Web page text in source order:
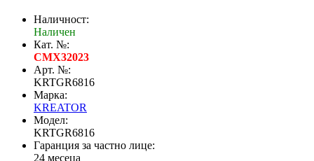
Наличност:
Наличен
Кат. №:
CMX32023
Арт. №:
KRTGR6816
Марка:
KREATOR
Модел:
KRTGR6816
Гаранция за частно лице:
24 месеца